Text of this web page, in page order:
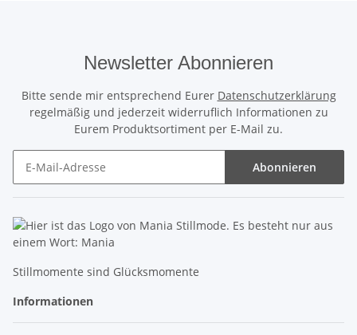
Newsletter Abonnieren
Bitte sende mir entsprechend Eurer Datenschutzerklärung
regelmäßig und jederzeit widerruflich Informationen zu
Eurem Produktsortiment per E-Mail zu.
Abonnieren
Stillmomente sind Glücksmomente
Informationen